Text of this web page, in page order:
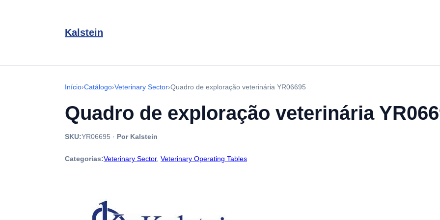
Kalstein
Início›Catálogo›Veterinary Sector›Quadro de exploração veterinária YR06695
Quadro de exploração veterinária
SKU:YR06695 · Por Kalstein
Categorias:Veterinary Sector, Veterinary Operating Tables